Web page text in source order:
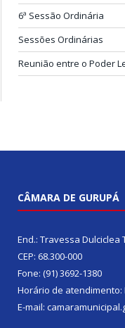
6ª Sessão Ordinária
Sessões Ordinárias
Reunião entre o Poder
CÂMARA DE GURUPÁ
End.: Travessa Dulciclea
CEP: 68.300-000
Fone: (91) 3692-1380
Horário de atendimento:
E-mail: